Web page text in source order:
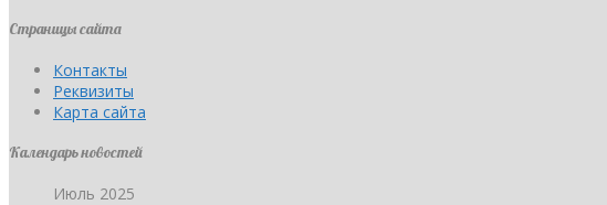
Страницы сайта
Контакты
Реквизиты
Карта сайта
Календарь новостей
Июль 2025